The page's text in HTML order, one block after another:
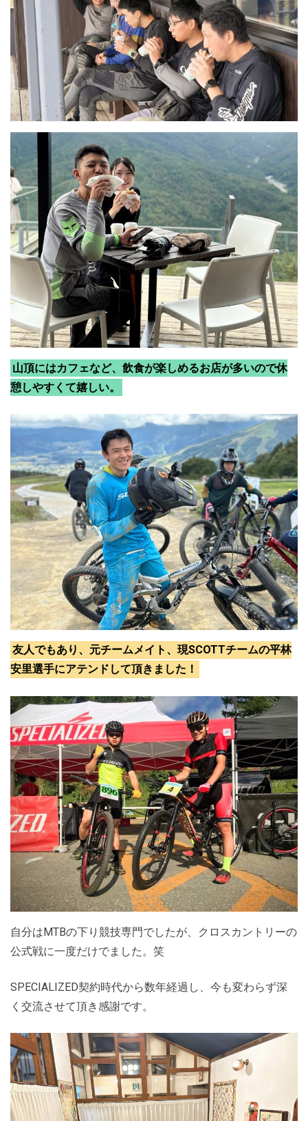
山頂にはカフェなど、飲食が楽しめるお店が多いので休
憩しやすくて嬉しい。
友人でもあり、元チームメイト、現SCOTTチームの平林
安里選手にアテンドして頂きました！
自分はMTBの下り競技専門でしたが、クロスカントリーの
公式戦に一度だけでました。笑
SPECIALIZED契約時代から数年経過し、今も変わらず深
く交流させて頂き感謝です。